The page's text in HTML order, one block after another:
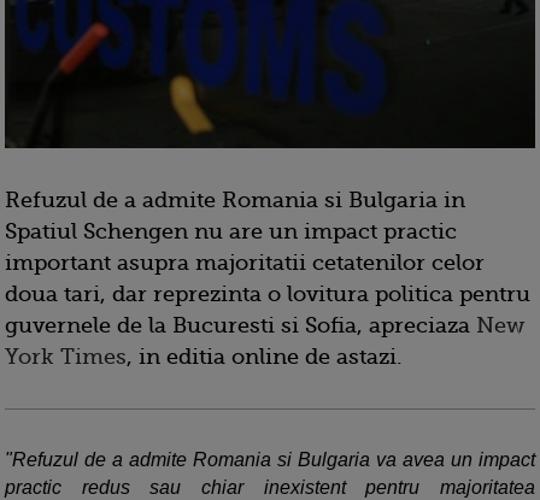
Refuzul de a admite Romania si Bulgaria in
Spatiul Schengen nu are un impact practic
important asupra majoritatii cetatenilor celor
doua tari, dar reprezinta o lovitura politica pentru
guvernele de la Bucuresti si Sofia, apreciaza New
York Times, in editia online de astazi.
"Refuzul de a admite Romania si Bulgaria va avea un impact
practic redus sau chiar inexistent pentru majoritatea